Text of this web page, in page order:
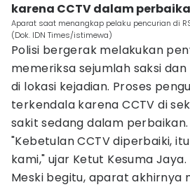
karena CCTV dalam
Aparat saat menangkap pelaku pencurian di
(Dok. IDN Times/istimewa)
Polisi bergerak melakukan
memeriksa sejumlah saksi
di lokasi kejadian. Proses
terkendala karena CCTV di
sakit sedang dalam perbaikan.
"Kebetulan CCTV diperbaiki,
kami," ujar Ketut Kesuma Jaya.
Meski begitu, aparat akhirnya